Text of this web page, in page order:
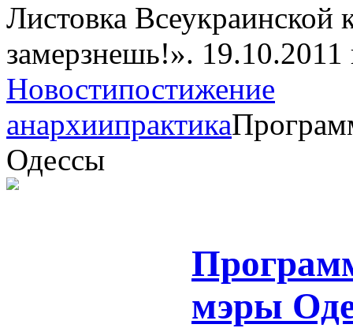
Листовка Всеукраинской
замерзнешь!». 19.10.2011
Новостипостижение
анархиипрактика
Одессы
мэры